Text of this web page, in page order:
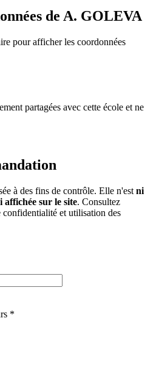
de A. GOLEVA
pour afficher les coordonnées
partagées avec cette école et ne
à des fins de contrôle. Elle n'est ni
affichée sur le site. Consultez
confidentialité et utilisation des
*